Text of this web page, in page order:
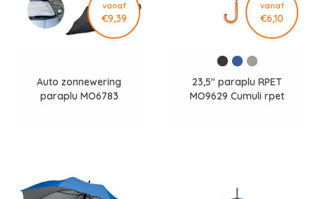
vanaf
€9,39
Auto zonnewering
paraplu MO6783
vanaf
€6,10
23,5" paraplu RPET
MO9629 Cumuli rpet